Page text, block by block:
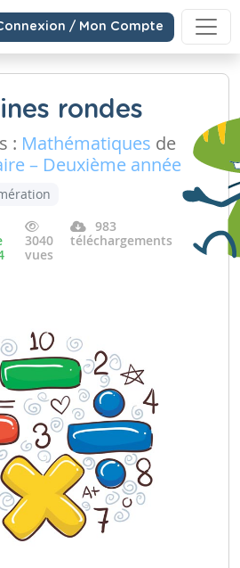
/ Mon Compte
rondes
: Mathématiques de
– Deuxième année
3040
vues
983
téléchargements